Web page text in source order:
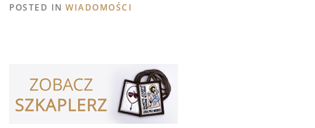
POSTED INWIADOMOŚCI